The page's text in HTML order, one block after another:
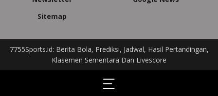
Sitemap
7755Sports.id: Berita Bola, Prediksi, Jadwal, Hasil Pertandingan,
Klasemen Sementara Dan Livescore